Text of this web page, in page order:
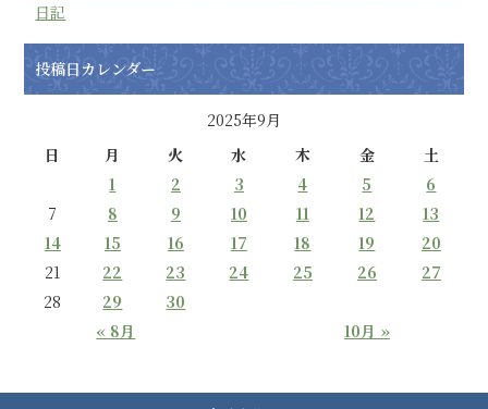
日記
投稿日カレンダー
2025年9月
日
月 火 水 木 金 土
« 8月 10月 »
1 2 3 4 5
6
7
8 9 10 11 12
13
14
15 16 17 18 19
20
21
22 23 24 25 26
27
28
29 30